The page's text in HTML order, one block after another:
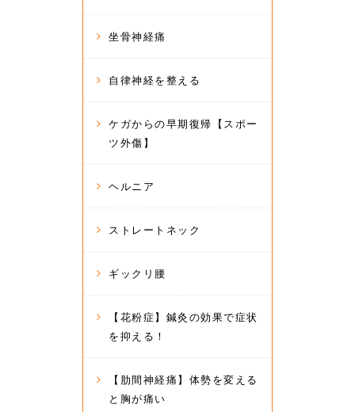
坐骨神経痛
自律神経を整える
ケガからの早期復帰【スポー
ツ外傷】
ヘルニア
ストレートネック
ギックリ腰
【花粉症】鍼灸の効果で症状
を抑える！
【肋間神経痛】体勢を変える
と胸が痛い